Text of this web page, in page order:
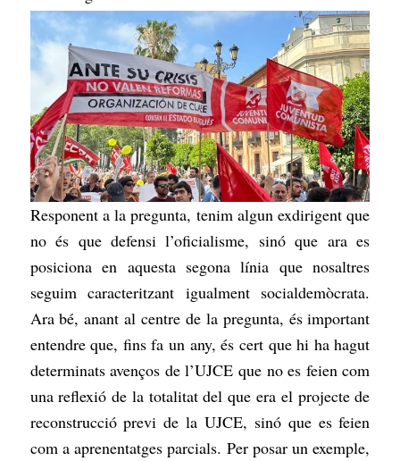
Responent a la pregunta, tenim algun exdirigent que
no és que defensi l’oficialisme, sinó que ara es
posiciona en aquesta segona línia que nosaltres
seguim caracteritzant igualment socialdemòcrata.
Ara bé, anant al centre de la pregunta, és important
entendre que, fins fa un any, és cert que hi ha hagut
determinats avenços de l’UJCE que no es feien com
una reflexió de la totalitat del que era el projecte de
reconstrucció previ de la UJCE, sinó que es feien
com a aprenentatges parcials. Per posar un exemple,